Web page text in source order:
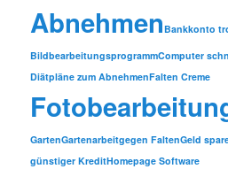
AbnehmenBankkonto
BildbearbeitungsprogrammComputer
Diätpläne zum AbnehmenFalten Creme
GartenGartenarbeitgegen FaltenGeld
günstiger KreditHomepage Software